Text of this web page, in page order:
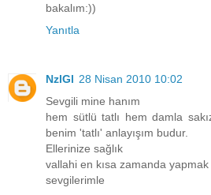
bakalım:))
Yanıtla
NzlGl 28 Nisan 2010 10:02
Sevgili mine hanım
hem sütlü tatlı hem damla
benim 'tatlı' anlayışım budur.
Ellerinize sağlık
vallahi en kısa zamanda
sevgilerimle